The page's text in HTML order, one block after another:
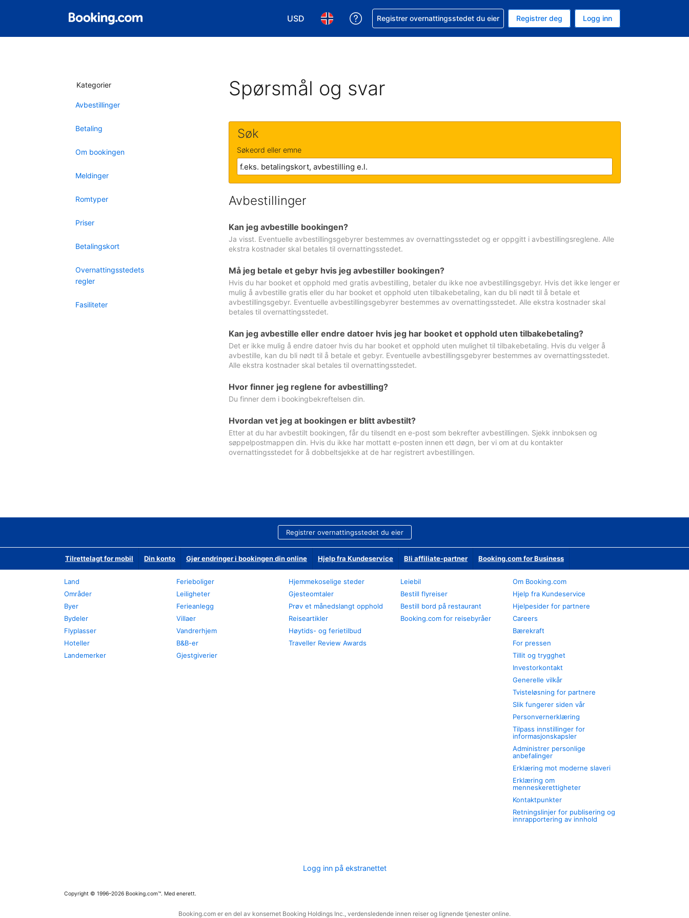
USD
Velg valuta. Du har valgt Amerikansk dollar som valuta
Velg språk. Du har valgt Norsk som språk
Få hjelp med bookingen din
Registrer overnattingsstedet du eier Registrer deg Logg inn
Kategorier
Avbestillinger
Betaling
Om bookingen
Meldinger
Romtyper
Priser
Betalingskort
Overnattingsstedets
regler
Fasiliteter
Spørsmål og svar
Søk
Søkeord eller emne
Avbestillinger
Kan jeg avbestille bookingen?
Ja visst. Eventuelle avbestillingsgebyrer bestemmes av overnattingsstedet og er oppgitt i avbestillingsreglene. Alle
ekstra kostnader skal betales til overnattingsstedet.
Må jeg betale et gebyr hvis jeg avbestiller bookingen?
Hvis du har booket et opphold med gratis avbestilling, betaler du ikke noe avbestillingsgebyr. Hvis det ikke lenger er
mulig å avbestille gratis eller du har booket et opphold uten tilbakebetaling, kan du bli nødt til å betale et
avbestillingsgebyr. Eventuelle avbestillingsgebyrer bestemmes av overnattingsstedet. Alle ekstra kostnader skal
betales til overnattingsstedet.
Kan jeg avbestille eller endre datoer hvis jeg har booket et opphold uten tilbakebetaling?
Det er ikke mulig å endre datoer hvis du har booket et opphold uten mulighet til tilbakebetaling. Hvis du velger å
avbestille, kan du bli nødt til å betale et gebyr. Eventuelle avbestillingsgebyrer bestemmes av overnattingsstedet.
Alle ekstra kostnader skal betales til overnattingsstedet.
Hvor finner jeg reglene for avbestilling?
Du finner dem i bookingbekreftelsen din.
Hvordan vet jeg at bookingen er blitt avbestilt?
Etter at du har avbestilt bookingen, får du tilsendt en e-post som bekrefter avbestillingen. Sjekk innboksen og
søppelpostmappen din. Hvis du ikke har mottatt e-posten innen ett døgn, ber vi om at du kontakter
overnattingsstedet for å dobbeltsjekke at de har registrert avbestillingen.
Registrer overnattingsstedet du eier
Tilrettelagt for mobil Din konto Gjør endringer i bookingen din online Hjelp fra Kundeservice Bli affiliate-partner Booking.com for Business
Land
Områder
Byer
Bydeler
Flyplasser
Hoteller
Landemerker
Ferieboliger
Leiligheter
Ferieanlegg
Villaer
Vandrerhjem
B&B-er
Gjestgiverier
Hjemmekoselige steder
Gjesteomtaler
Prøv et månedslangt opphold
Reiseartikler
Høytids- og ferietilbud
Traveller Review Awards
Leiebil
Bestill flyreiser
Bestill bord på restaurant
Booking.com for reisebyråer
Om Booking.com
Hjelp fra Kundeservice
Hjelpesider for partnere
Careers
Bærekraft
For pressen
Tillit og trygghet
Investorkontakt
Generelle vilkår
Tvisteløsning for partnere
Slik fungerer siden vår
Personvernerklæring
Tilpass innstillinger for
informasjonskapsler
Administrer personlige
anbefalinger
Erklæring mot moderne slaveri
Erklæring om
menneskerettigheter
Kontaktpunkter
Retningslinjer for publisering og
innrapportering av innhold
Logg inn på ekstranettet
Copyright © 1996–2026 Booking.com™. Med enerett.
Booking.com er en del av konsernet Booking Holdings Inc., verdensledende innen reiser og lignende tjenester online.